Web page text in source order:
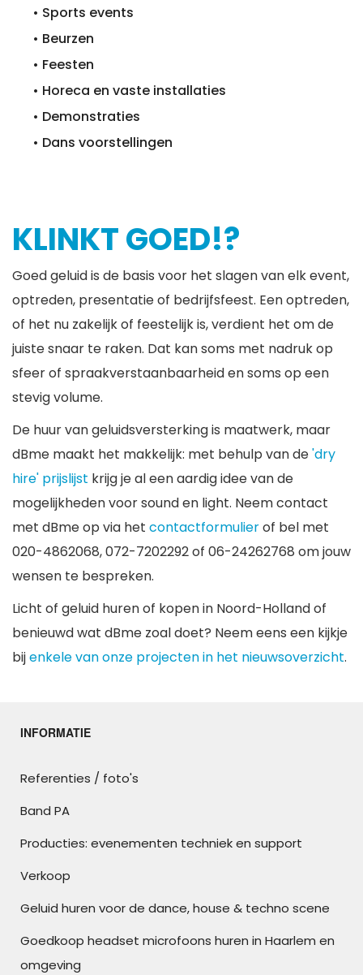
• Sports events
• Beurzen
• Feesten
• Horeca en vaste installaties
• Demonstraties
• Dans voorstellingen
KLINKT GOED!?
Goed geluid is de basis voor het slagen van elk event,
optreden, presentatie of bedrijfsfeest. Een optreden,
of het nu zakelijk of feestelijk is, verdient het om de
juiste snaar te raken. Dat kan soms met nadruk op
sfeer of spraakverstaanbaarheid en soms op een
stevig volume.
De huur van geluidsversterking is maatwerk, maar
dBme maakt het makkelijk: met behulp van de'dry
hire' prijslijst krijg je al een aardig idee van de
mogelijkheden voor sound en light. Neem contact
met dBme op via het contactformulierof bel met
020-4862068, 072-7202292 of 06-24262768 om jouw
wensen te bespreken.
Licht of geluid huren of kopen in Noord-Holland of
benieuwd wat dBme zoal doet? Neem eens een kijkje
bijenkele van onze projecten in het nieuwsoverzicht.
INFORMATIE
Referenties / foto's
Band PA
Producties: evenementen techniek en support
Verkoop
Geluid huren voor de dance, house & techno scene
Goedkoop headset microfoons huren in Haarlem en
omgeving